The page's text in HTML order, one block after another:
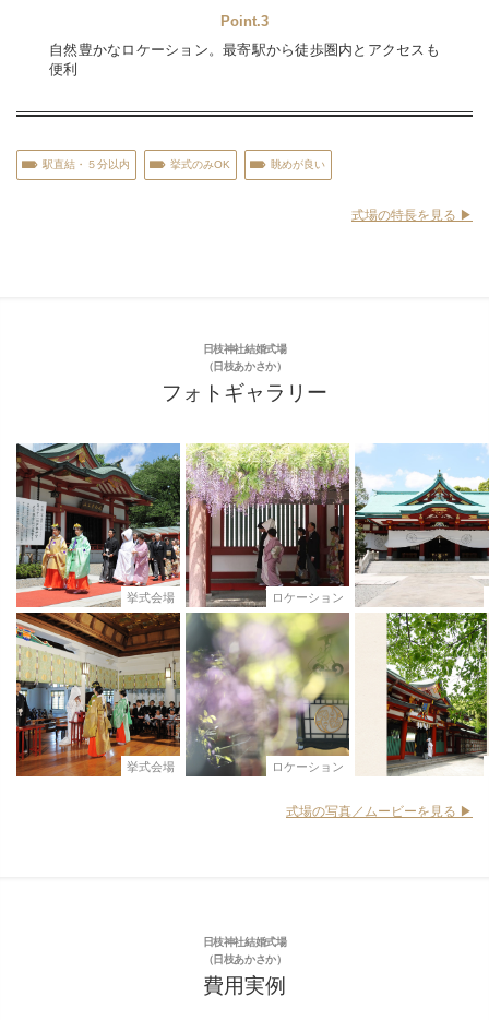
Point.3
自然豊かなロケーション。最寄駅から徒歩圏内とアクセスも
便利
駅直結・５分以内 挙式のみOK 眺めが良い
式場の特長を見る ▶︎
日枝神社結婚式場
（日枝あかさか）
フォトギャラリー
挙式会場
挙式会場
ロケーション
ロケーション
式場の写真／ムービーを見る ▶︎
日枝神社結婚式場
（日枝あかさか）
費用実例